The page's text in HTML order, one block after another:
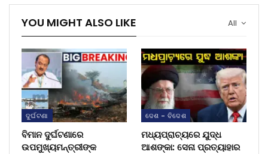
All
YOU MIGHT ALSO LIKE
ଦୁର୍ଘଟଣା
ବିମାନ ଦୁର୍ଘଟଣାରେ
ଉପମୁଖ୍ୟମନ୍ତ୍ରୀଙ୍କ
ଦେଶ - ବିଦେଶ
ମଧ୍ୟପ୍ରାଚ୍ୟରେ ଯୁଦ୍ଧ
ଆଶଙ୍କା: ସେନା ପ୍ରତ୍ୟାହାର